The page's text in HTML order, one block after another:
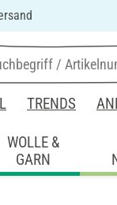
TRENDS
WOLLE &
GARN